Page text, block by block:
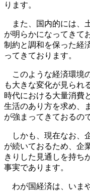
ります。
また、国内的には、
が明らかになってきて
制約と調和を保った経
ってきております。
このような経済環境
も大きな変化が見られ
時代における大量消費
生活のあり方を求め、
が強まってきておるの
しかも、現在なお、
が続いておるため、企
きりした見通しを持ち
事実であります。
わが国経済は、いま